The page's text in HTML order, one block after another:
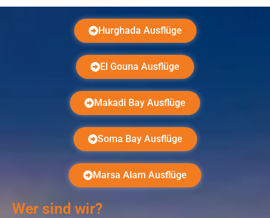
Hurghada Ausflüge
El Gouna Ausflüge
Makadi Bay Ausflüge
Soma Bay Ausflüge
Marsa Alam Ausflüge
Wer sind wir?